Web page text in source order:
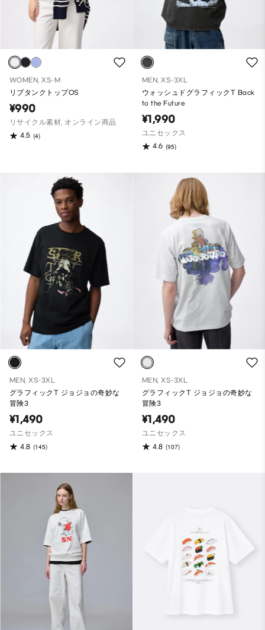
WOMEN, XS-M
リブタンクトップOS
¥990
リサイクル素材, オンライン商品
4.5 (4)
MEN, XS-3XL
ウォッシュドグラフィックT Back
to the Future
¥1,990
ユニセックス
4.6 (95)
MEN, XS-3XL
グラフィックT ジョジョの奇妙な
冒険3
¥1,490
ユニセックス
4.8 (145)
MEN, XS-3XL
グラフィックT ジョジョの奇妙な
冒険3
¥1,490
ユニセックス
4.8 (107)